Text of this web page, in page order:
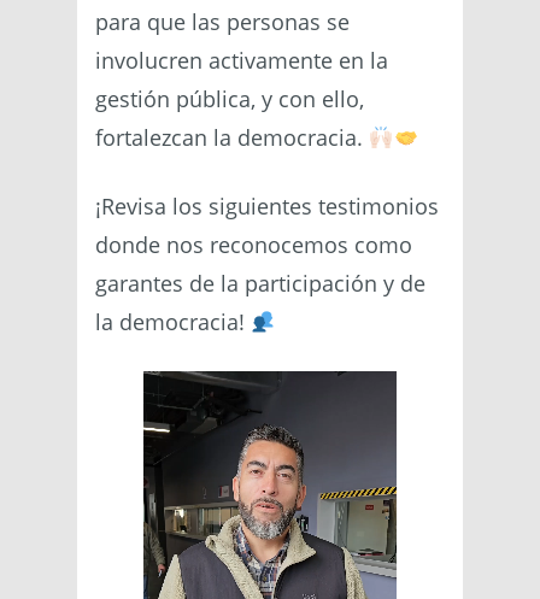
para que las personas se
involucren activamente en la
gestión pública, y con ello,
fortalezcan la democracia.
¡Revisa los siguientes testimonios
donde nos reconocemos como
garantes de la participación y de
la democracia!